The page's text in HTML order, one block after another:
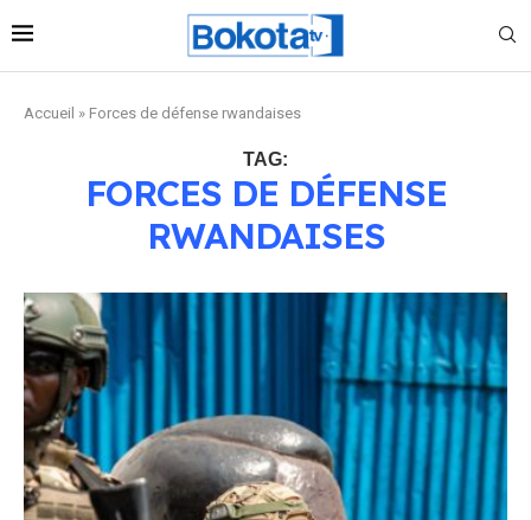
Accueil » Forces de défense rwandaises
TAG:
FORCES DE DÉFENSE
RWANDAISES